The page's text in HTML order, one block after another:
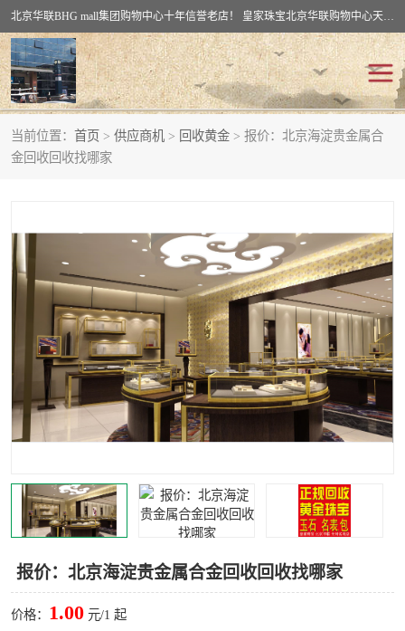
北京华联BHG mall集团购物中心十年信誉老店！ 皇家珠宝北京华联购物中心天时名苑店竭诚欢迎您。 北京市通州区（八通线）通州北苑地铁华联购物中心一层皇家珠宝 北京皇家珠宝通州黄金回收黄金首饰加工店（八通线: 通州北苑地铁华联店）：通州区通州北苑地铁华联购物中心一层皇家珠宝。
当前位置： 首页 > 供应商机 > 回收黄金 > 报价：北京海淀贵金属合
金回收回收找哪家
报价：北京海淀贵金属合金回收回收找哪家
价格： 1.00 元/1 起
回收黄金
回收翡翠玉石